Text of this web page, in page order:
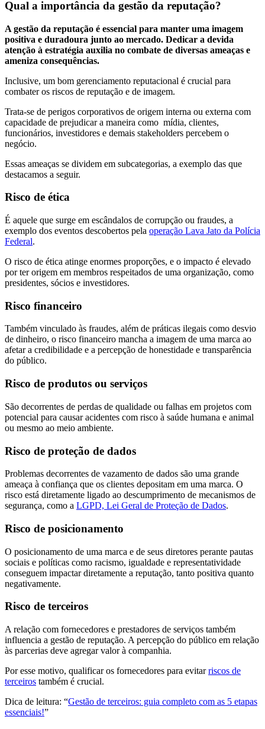
Qual a importância da gestão da reputação?
A gestão da reputação é essencial para manter uma imagem
positiva e duradoura junto ao mercado. Dedicar a devida
atenção à estratégia auxilia no combate de diversas ameaças e
ameniza consequências.
Inclusive, um bom gerenciamento reputacional é crucial para
combater os riscos de reputação e de imagem.
Trata-se de perigos corporativos de origem interna ou externa com
capacidade de prejudicar a maneira como mídia, clientes,
funcionários, investidores e demais stakeholders percebem o
negócio.
Essas ameaças se dividem em subcategorias, a exemplo das que
destacamos a seguir.
Risco de ética
É aquele que surge em escândalos de corrupção ou fraudes, a
exemplo dos eventos descobertos pela operação Lava Jato da Polícia
Federal.
O risco de ética atinge enormes proporções, e o impacto é elevado
por ter origem em membros respeitados de uma organização, como
presidentes, sócios e investidores.
Risco financeiro
Também vinculado às fraudes, além de práticas ilegais como desvio
de dinheiro, o risco financeiro mancha a imagem de uma marca ao
afetar a credibilidade e a percepção de honestidade e transparência
do público.
Risco de produtos ou serviços
São decorrentes de perdas de qualidade ou falhas em projetos com
potencial para causar acidentes com risco à saúde humana e animal
ou mesmo ao meio ambiente.
Risco de proteção de dados
Problemas decorrentes de vazamento de dados são uma grande
ameaça à confiança que os clientes depositam em uma marca. O
risco está diretamente ligado ao descumprimento de mecanismos de
segurança, como a LGPD, Lei Geral de Proteção de Dados.
Risco de posicionamento
O posicionamento de uma marca e de seus diretores perante pautas
sociais e políticas como racismo, igualdade e representatividade
conseguem impactar diretamente a reputação, tanto positiva quanto
negativamente.
Risco de terceiros
A relação com fornecedores e prestadores de serviços também
influencia a gestão de reputação. A percepção do público em relação
às parcerias deve agregar valor à companhia.
Por esse motivo, qualificar os fornecedores para evitarriscos de
terceiros também é crucial.
Dica de leitura: “Gestão de terceiros: guia completo com as 5 etapas
essenciais!”